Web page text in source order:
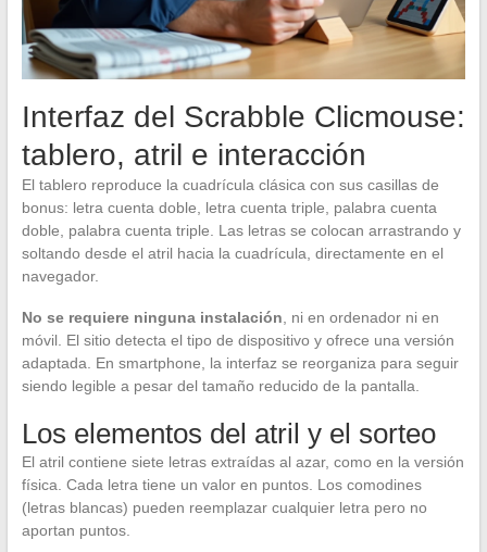
Interfaz del Scrabble Clicmouse:
tablero, atril e interacción
El tablero reproduce la cuadrícula clásica con sus casillas de
bonus: letra cuenta doble, letra cuenta triple, palabra cuenta
doble, palabra cuenta triple. Las letras se colocan arrastrando y
soltando desde el atril hacia la cuadrícula, directamente en el
navegador.
No se requiere ninguna instalación , ni en ordenador ni en
móvil. El sitio detecta el tipo de dispositivo y ofrece una versión
adaptada. En smartphone, la interfaz se reorganiza para seguir
siendo legible a pesar del tamaño reducido de la pantalla.
Los elementos del atril y el sorteo
El atril contiene siete letras extraídas al azar, como en la versión
física. Cada letra tiene un valor en puntos. Los comodines
(letras blancas) pueden reemplazar cualquier letra pero no
aportan puntos.